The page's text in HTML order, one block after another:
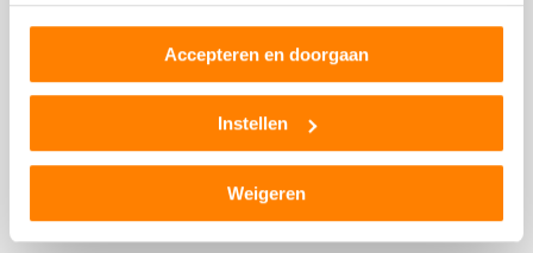
Accepteren en doorgaan
Instellen
Weigeren
Meestal vriendelijk en behulpzaam.